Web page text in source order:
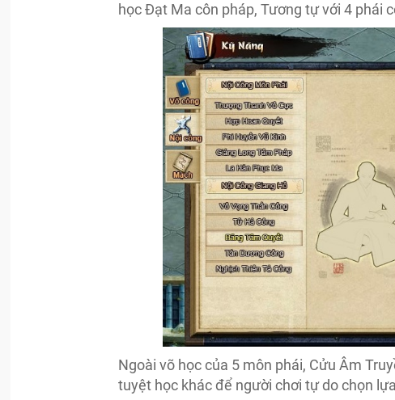
học Đạt Ma côn pháp, Tương tự với 4 phái
Ngoài võ học của 5 môn phái, Cửu Âm
tuyệt học khác để người chơi tự do chọn